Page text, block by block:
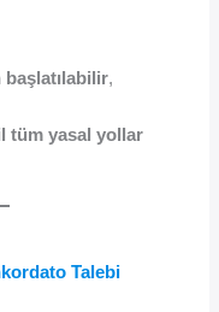
,
tüm yasal yollar
Talebi